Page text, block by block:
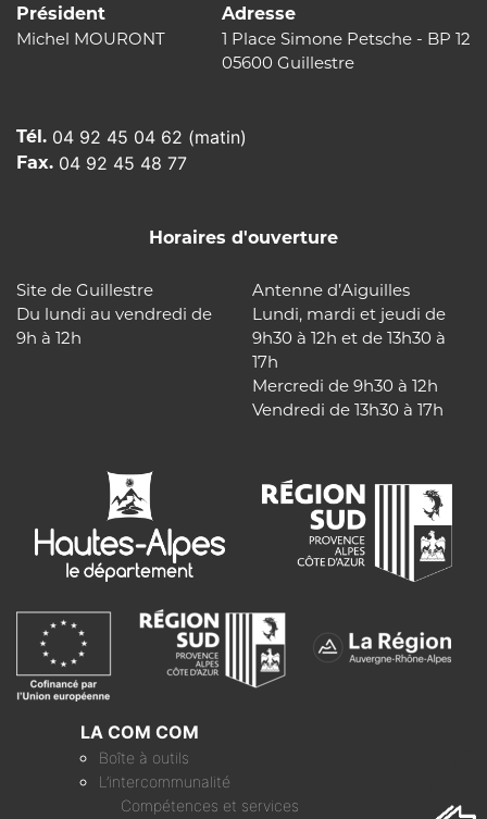
Président
Michel MOURONT
Adresse
1 Place Simone Petsche - BP 12
05600 Guillestre
Tél. 04 92 45 04 62 (matin)
Fax. 04 92 45 48 77
Horaires d'ouverture
Site de Guillestre
Du lundi au vendredi de
9h à 12h
Antenne d’Aiguilles
Lundi, mardi et jeudi de
9h30 à 12h et de 13h30 à
17h
Mercredi de 9h30 à 12h
Vendredi de 13h30 à 17h
LA COM COM
Boîte à outils
L’intercommunalité
Compétences et services